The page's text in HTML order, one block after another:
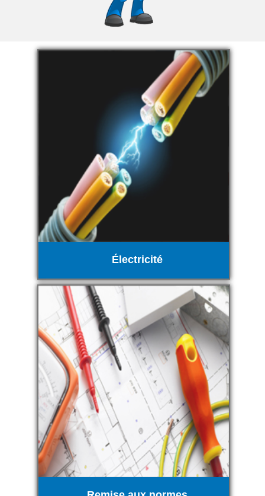
Électricité